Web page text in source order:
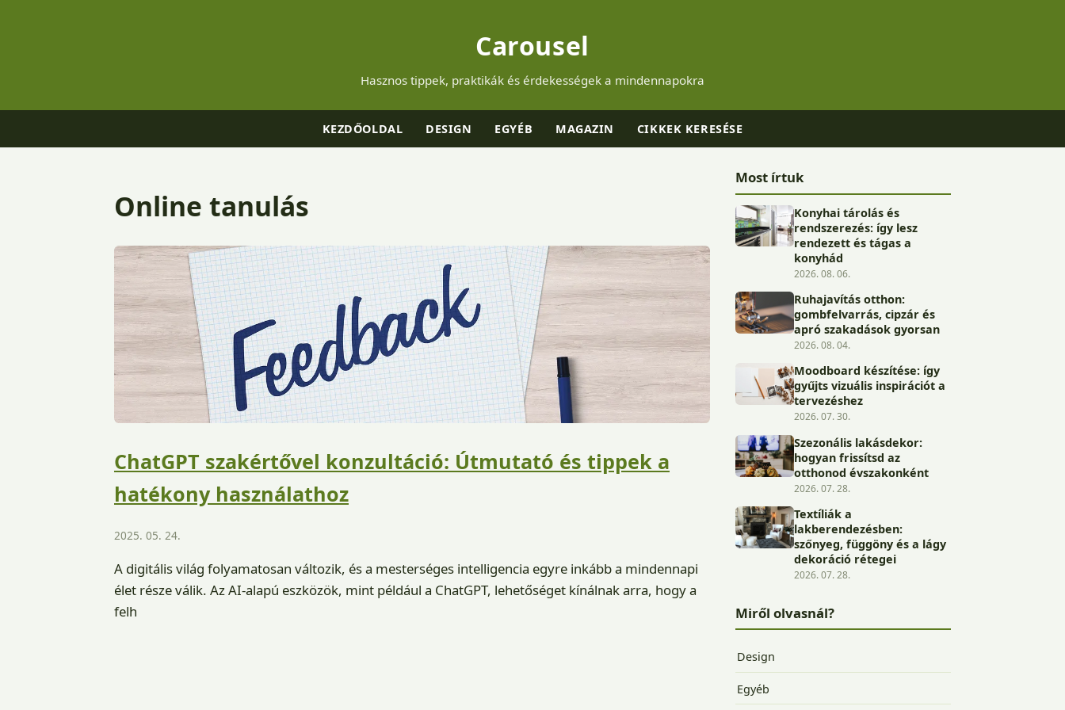
Carousel
Hasznos tippek, praktikák és érdekességek a mindennapokra
KEZDŐOLDAL DESIGN EGYÉB MAGAZIN CIKKEK KERESÉSE
Online tanulás
ChatGPT szakértővel konzultáció: Útmutató és tippek a
hatékony használathoz
2025. 05. 24.
A digitális világ folyamatosan változik, és a mesterséges intelligencia egyre inkább a mindennapi
élet része válik. Az AI-alapú eszközök, mint például a ChatGPT, lehetőséget kínálnak arra, hogy a
felh
Most írtuk
Konyhai tárolás és
rendszerezés: így lesz
rendezett és tágas a
konyhád
2026. 08. 06.
Ruhajavítás otthon:
gombfelvarrás, cipzár és
apró szakadások gyorsan
2026. 08. 04.
Moodboard készítése: így
gyűjts vizuális inspirációt a
tervezéshez
2026. 07. 30.
Szezonális lakásdekor:
hogyan frissítsd az
otthonod évszakonként
2026. 07. 28.
Textíliák a
lakberendezésben:
szőnyeg, függöny és a lágy
dekoráció rétegei
2026. 07. 28.
Miről olvasnál?
Design
Egyéb